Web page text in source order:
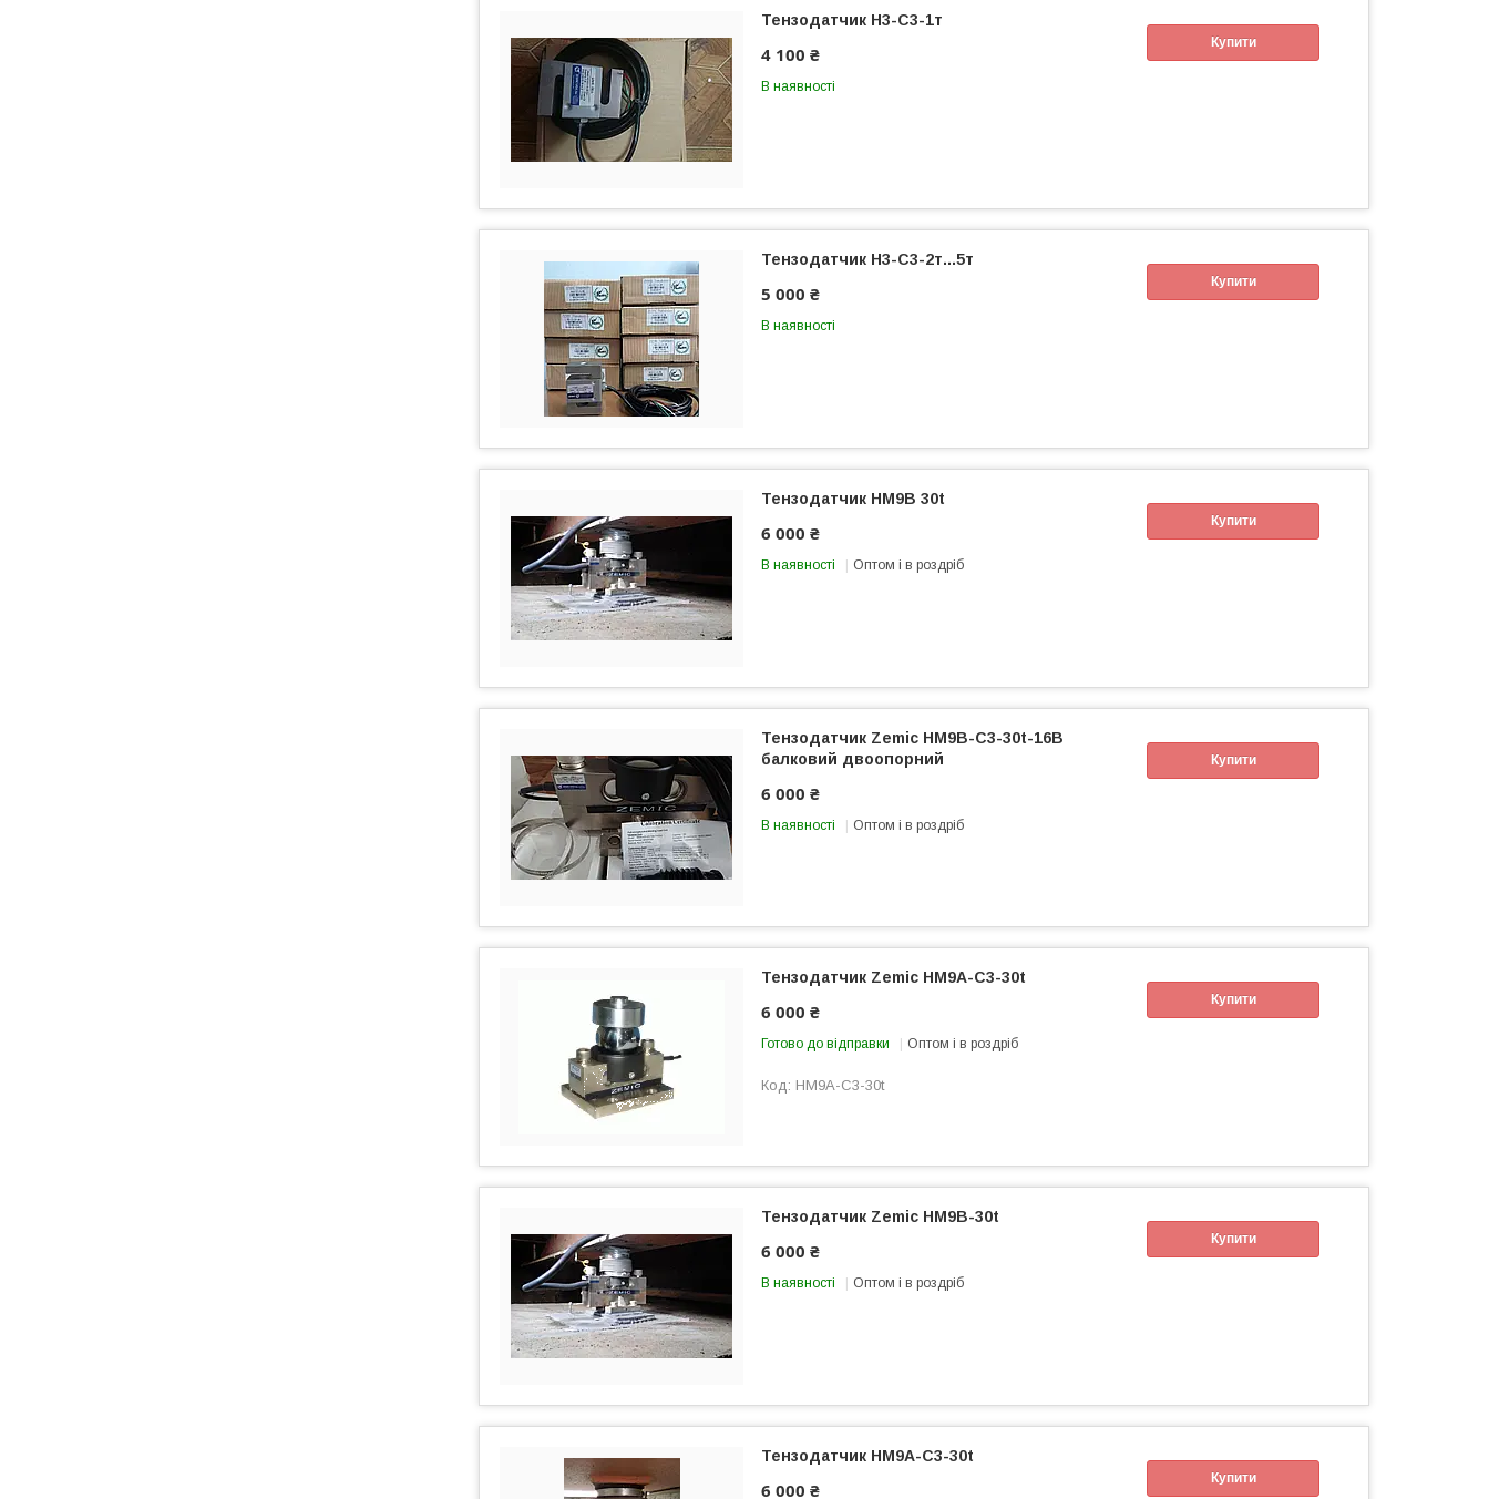
Купити
Тензодатчик H3-C3-1т
4 100 ₴
В наявності
Купити
Тензодатчик H3-C3-2т...5т
5 000 ₴
В наявності
Купити
Тензодатчик HM9B 30t
6 000 ₴
В наявності Оптом і в роздріб
Купити
Тензодатчик Zemic HM9B-C3-30t-16B
балковий двоопорний
6 000 ₴
В наявності Оптом і в роздріб
Купити
Тензодатчик Zemic HM9A-C3-30t
6 000 ₴
Готово до відправки Оптом і в роздріб
HM9A-C3-30t
Купити
Тензодатчик Zemic HM9B-30t
6 000 ₴
В наявності Оптом і в роздріб
Купити
Тензодатчик HM9A-C3-30t
6 000 ₴